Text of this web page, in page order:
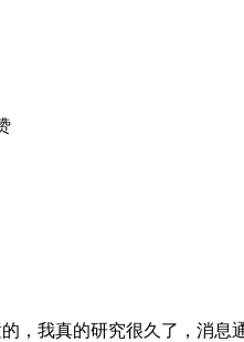
，我真的研究很久了，消息